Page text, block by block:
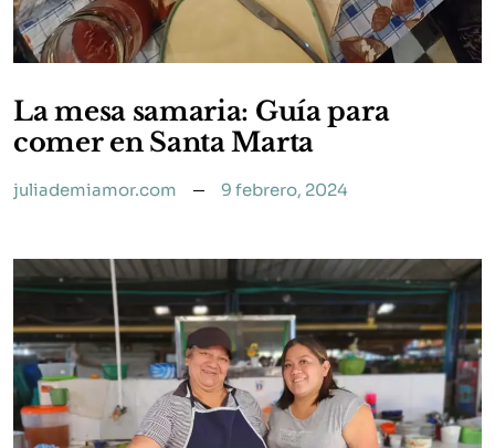
La mesa samaria: Guía para
comer en Santa Marta
juliademiamor.com 9 febrero, 2024